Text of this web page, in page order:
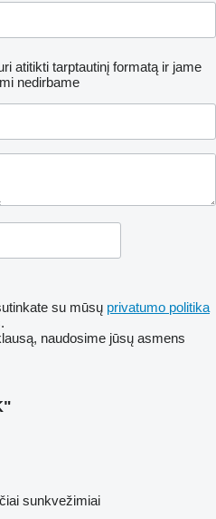
atitikti tarptautinį formatą ir jame
nedirbame
su mūsų privatumo politika
naudosime jūsų asmens
sunkvežimiai